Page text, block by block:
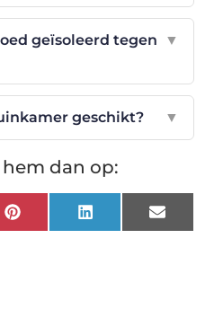
geïsoleerd tegen
▼
geschikt? ▼
dan op:
Pinterest LinkedIn Email